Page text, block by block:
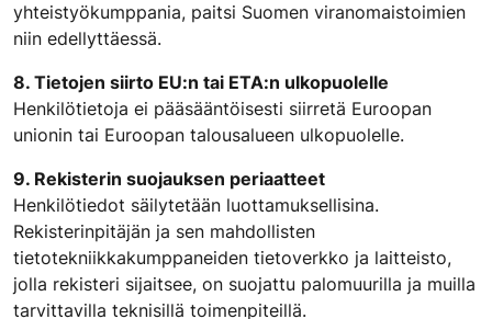
yhteistyökumppania, paitsi Suomen viranomaistoimien
niin edellyttäessä.
8. Tietojen siirto EU:n tai ETA:n ulkopuolelle
Henkilötietoja ei pääsääntöisesti siirretä Euroopan
unionin tai Euroopan talousalueen ulkopuolelle.
9. Rekisterin suojauksen periaatteet
Henkilötiedot säilytetään luottamuksellisina.
Rekisterinpitäjän ja sen mahdollisten
tietotekniikkakumppaneiden tietoverkko ja laitteisto,
jolla rekisteri sijaitsee, on suojattu palomuurilla ja muilla
tarvittavilla teknisillä toimenpiteillä.